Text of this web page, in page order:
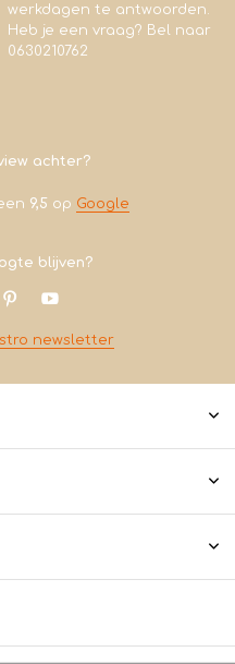
werkdagen te antwoorden.
Heb je een vraag? Bel naar
0630210762
achter?
9,5 op Google
blijven?
newsletter